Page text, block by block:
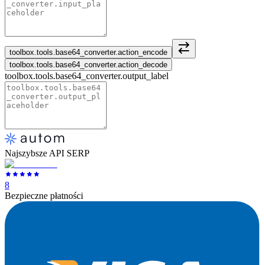
toolbox.tools.base64_converter.action_encode
toolbox.tools.base64_converter.action_decode
toolbox.tools.base64_converter.output_label
Najszybsze API SERP
8
Bezpieczne płatności